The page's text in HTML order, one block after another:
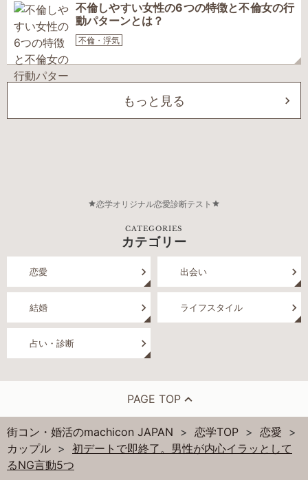
不倫しやすい女性の6つの特徴と不倫女の行
動パターンとは？
不倫・浮気
もっと見る
恋学オリジナル恋愛診断テスト
CATEGORIES
カテゴリー
恋愛 出会い
結婚 ライフスタイル
占い・診断
PAGE TOP
街コン・婚活のmachicon JAPAN 恋学TOP
恋愛
カップル
初デートで即終了。男性が内心イラッとして
るNG言動5つ